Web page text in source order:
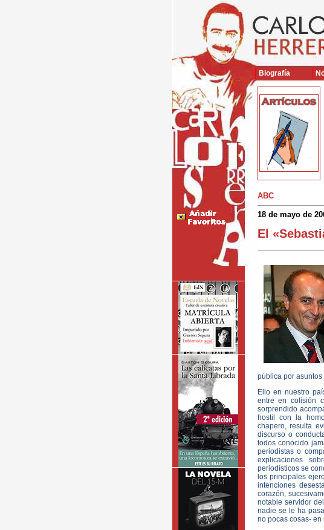
ABC
18 de mayo de
El
pública por
Ello en nuestro
entre en colisión
sorprendido
hostil con la
chapero, resulta
discurso o
todos conocido
periodistas o
explicaciones
periodísticos se
los principales
intenciones
corazón,
notable servidor
nadie se le ha
no pocas cosas-
Biografía